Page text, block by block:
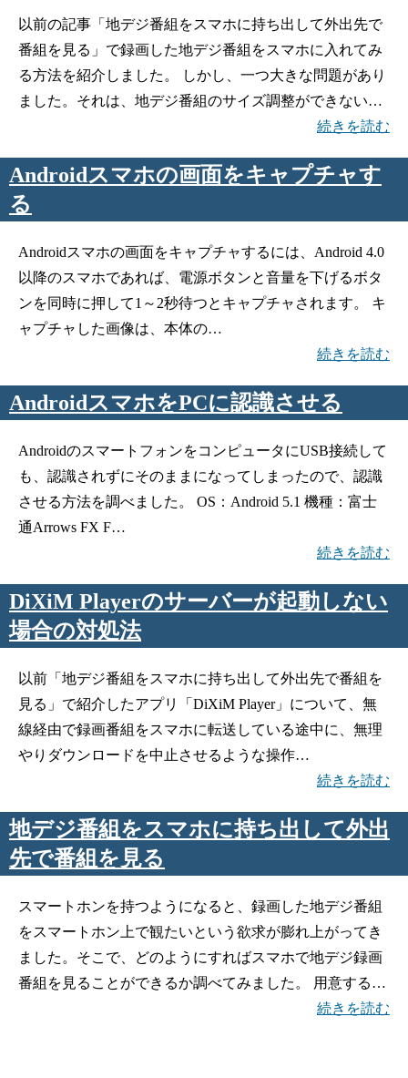
以前の記事「地デジ番組をスマホに持ち出して外出先で
番組を見る」で録画した地デジ番組をスマホに入れてみ
る方法を紹介しました。 しかし、一つ大きな問題があり
ました。それは、地デジ番組のサイズ調整ができない…
続きを読む
Androidスマホの画面をキャプチャす
る
Androidスマホの画面をキャプチャするには、Android 4.0
以降のスマホであれば、電源ボタンと音量を下げるボタ
ンを同時に押して1～2秒待つとキャプチャされます。 キ
ャプチャした画像は、本体の…
続きを読む
AndroidスマホをPCに認識させる
AndroidのスマートフォンをコンピュータにUSB接続して
も、認識されずにそのままになってしまったので、認識
させる方法を調べました。 OS：Android 5.1 機種：富士
通Arrows FX F…
続きを読む
DiXiM Playerのサーバーが起動しない
場合の対処法
以前「地デジ番組をスマホに持ち出して外出先で番組を
見る」で紹介したアプリ「DiXiM Player」について、無
線経由で録画番組をスマホに転送している途中に、無理
やりダウンロードを中止させるような操作…
続きを読む
地デジ番組をスマホに持ち出して外出
先で番組を見る
スマートホンを持つようになると、録画した地デジ番組
をスマートホン上で観たいという欲求が膨れ上がってき
ました。そこで、どのようにすればスマホで地デジ録画
番組を見ることができるか調べてみました。 用意する…
続きを読む